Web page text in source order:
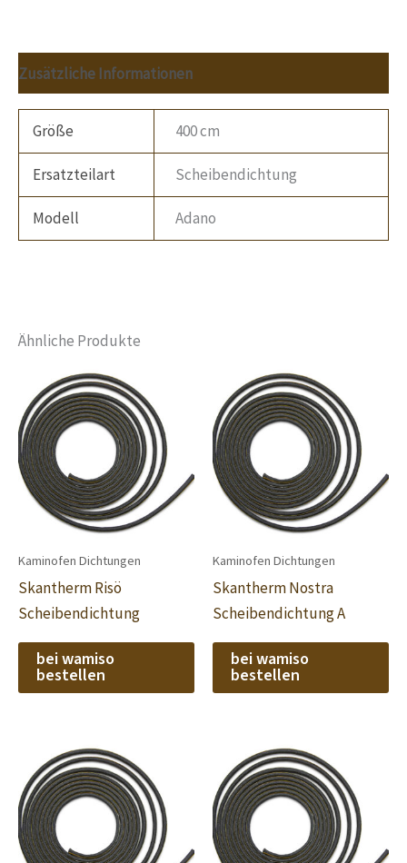
Zusätzliche Informationen
Größe 400 cm
Ersatzteilart Scheibendichtung
Modell Adano
Ähnliche Produkte
Kaminofen Dichtungen
Skantherm Risö
Scheibendichtung
bei wamiso
bestellen
Kaminofen Dichtungen
Skantherm Nostra
Scheibendichtung A
bei wamiso
bestellen